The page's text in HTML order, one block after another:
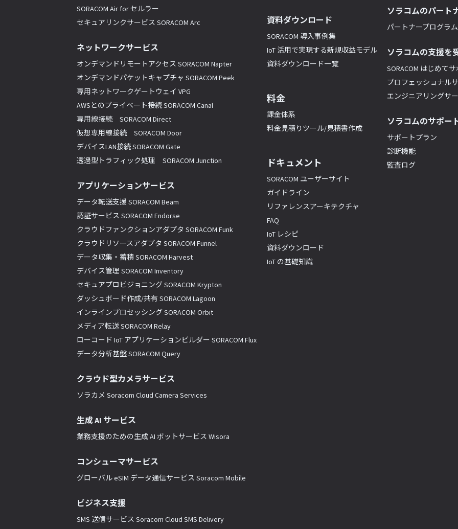
SORACOM Air for セルラー
セキュアリンクサービス SORACOM Arc
ネットワークサービス
オンデマンドリモートアクセス SORACOM Napter
オンデマンドパケットキャプチャ SORACOM Peek
専用ネットワークゲートウェイ VPG
AWSとのプライベート接続 SORACOM Canal
専用線接続 SORACOM Direct
仮想専用線接続 SORACOM Door
デバイスLAN接続 SORACOM Gate
透過型トラフィック処理 SORACOM Junction
アプリケーションサービス
データ転送支援 SORACOM Beam
認証サービス SORACOM Endorse
クラウドファンクションアダプタ SORACOM Funk
クラウドリソースアダプタ SORACOM Funnel
データ収集・蓄積 SORACOM Harvest
デバイス管理 SORACOM Inventory
セキュアプロビジョニング SORACOM Krypton
ダッシュボード作成/共有 SORACOM Lagoon
インラインプロセッシング SORACOM Orbit
メディア転送 SORACOM Relay
ローコード IoT アプリケーションビルダー SORACOM Flux
データ分析基盤 SORACOM Query
クラウド型カメラサービス
ソラカメ Soracom Cloud Camera Services
生成 AI サービス
業務支援のための生成 AI ボットサービス Wisora
コンシューマサービス
グローバル eSIM データ通信サービス Soracom Mobile
ビジネス支援
SMS 送信サービス Soracom Cloud SMS Delivery
資料ダウンロード
SORACOM 導入事例集
IoT 活用で実現する新規収益モデル
資料ダウンロード一覧
料金
課金体系
料金見積りツール/見積書作成
ドキュメント
SORACOM ユーザーサイト
ガイドライン
リファレンスアーキテクチャ
FAQ
IoT レシピ
資料ダウンロード
IoT の基礎知識
ソラコムのパート
パートナープログラ
ソラコムの支援を
SORACOM はじめて
プロフェッショナル
エンジニアリングサ
ソラコムのサポー
サポートプラン
診断機能
監査ログ